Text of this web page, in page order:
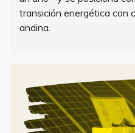
transición energética con
andina.